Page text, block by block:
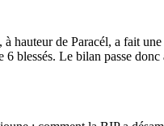
hauteur de Paracél, a fait
blessés. Le bilan passe